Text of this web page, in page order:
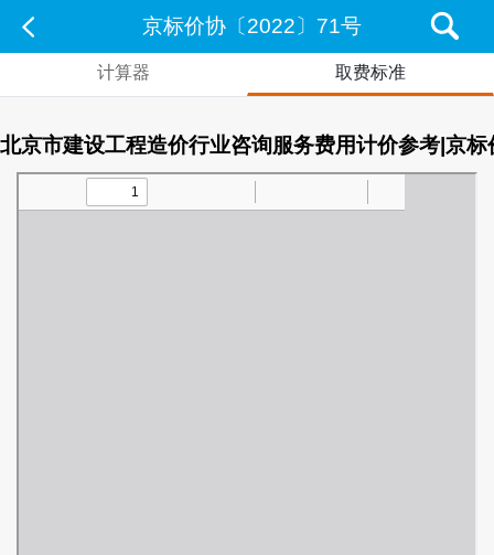
京标价协〔2022〕71号
计算器 取费标准
北京市建设工程造价行业咨询服务费用计价参考|京